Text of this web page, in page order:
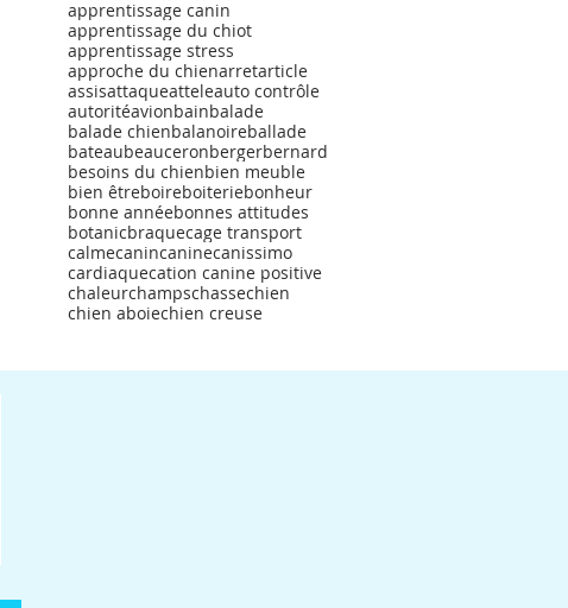
apprentissage canin
apprentissage du chiot
apprentissage stress
approche du chienarretarticle
assisattaqueatteleauto contrôle
autoritéavionbainbalade
balade chienbalanoireballade
bateaubeauceronbergerbernard
besoins du chienbien meuble
bien êtreboireboiteriebonheur
bonne annéebonnes attitudes
botanicbraquecage transport
calmecanincaninecanissimo
cardiaquecation canine positive
chaleurchampschassechien
chien aboiechien creuse